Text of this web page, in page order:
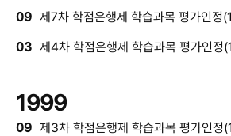
09 제7차 학점은행제 학습과목 평가인정
03 제4차 학점은행제 학습과목 평가인정
1999
09 제3차 학점은행제 학습과목 평가인정